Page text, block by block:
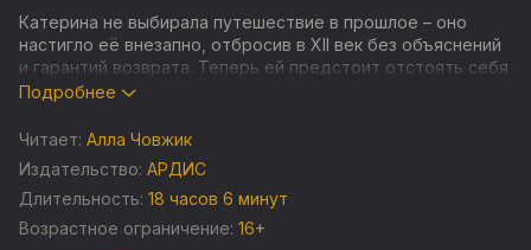
Катерина не выбирала путешествие в прошлое – оно
настигло её внезапно, отбросив в XII век без объяснений
и гарантий возврата. Теперь ей предстоит отстоять себя
в мире, где правят иные законы, обрести опору в
её меньше всего ждали.
Роман Юлии Меллер – это сочетание бытового фэнтези,
исторической атмосферы и истории сильной героини,
которая пишет свою судьбу заново.
Подробнее
Читает: Алла Човжик
Издательство: АРДИС
Длительность: 18 часов 6 минут
Возрастное ограничение: 16+